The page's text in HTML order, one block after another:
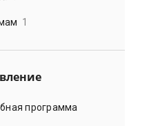
1
программа